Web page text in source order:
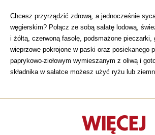
Chcesz przyrządzić zdrową, a jednocześnie
węgierskim? Połącz ze sobą sałatę lodową,
i żółtą, czerwoną fasolę, podsmażone pieczarki,
wieprzowe pokrojone w paski oraz posiekanego
paprykowo-ziołowym wymieszanym z oliwą i
składnika w sałatce możesz użyć ryżu lub
WIĘCEJ